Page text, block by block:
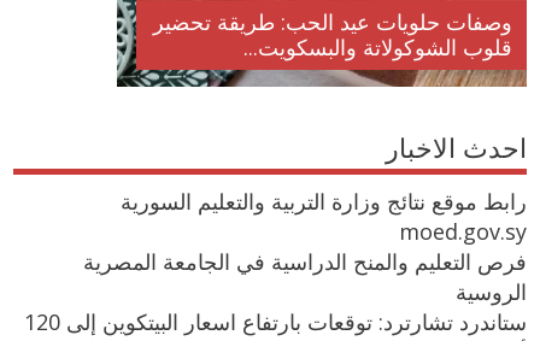
وصفات حلويات عيد الحب: طريقة تحضير
قلوب الشوكولاتة والبسكويت...
احدث الاخبار
رابط موقع نتائج وزارة التربية والتعليم السورية
moed.gov.sy
فرص التعليم والمنح الدراسية في الجامعة المصرية
الروسية
ستاندرد تشارترد: توقعات بارتفاع اسعار البيتكوين إلى 120